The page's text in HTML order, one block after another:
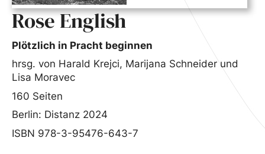
Rose English
Plötzlich in Pracht beginnen
hrsg. von Harald Krejci, Marijana Schneider und
Lisa Moravec
160 Seiten
Berlin: Distanz 2024
ISBN 978-3-95476-643-7